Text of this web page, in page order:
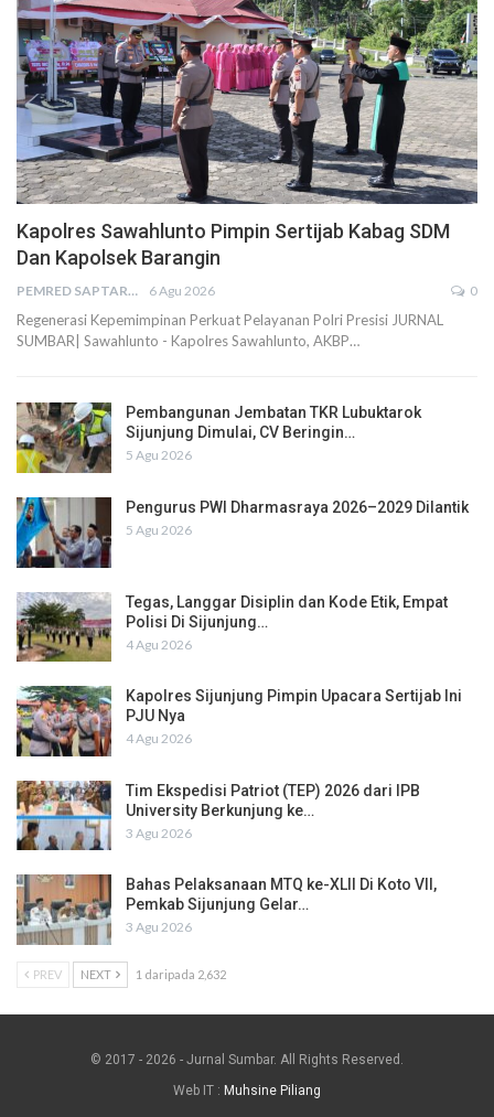
Kapolres Sawahlunto Pimpin Sertijab Kabag SDM
Dan Kapolsek Barangin
PEMRED SAPTARIUS 6 Agu 2026 0
Regenerasi Kepemimpinan Perkuat Pelayanan Polri Presisi JURNAL
SUMBAR| Sawahlunto - Kapolres Sawahlunto, AKBP…
Pembangunan Jembatan TKR Lubuktarok
Sijunjung Dimulai, CV Beringin…
5 Agu 2026
Pengurus PWI Dharmasraya 2026–2029 Dilantik
5 Agu 2026
Tegas, Langgar Disiplin dan Kode Etik, Empat
Polisi Di Sijunjung…
4 Agu 2026
Kapolres Sijunjung Pimpin Upacara Sertijab Ini
PJU Nya
4 Agu 2026
Tim Ekspedisi Patriot (TEP) 2026 dari IPB
University Berkunjung ke…
3 Agu 2026
Bahas Pelaksanaan MTQ ke-XLII Di Koto VII,
Pemkab Sijunjung Gelar…
3 Agu 2026
PREV NEXT 1 daripada 2,632
© 2017 - 2026 - Jurnal Sumbar. All Rights Reserved.
Web IT : Muhsine Piliang